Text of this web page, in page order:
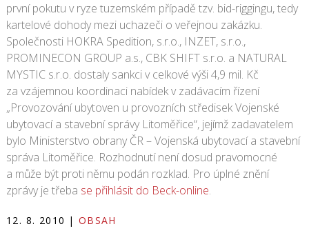
první pokutu v ryze tuzemském případě tzv. bid-riggingu, tedy
kartelové dohody mezi uchazeči o veřejnou zakázku.
Společnosti HOKRA Spedition, s.r.o., INZET, s.r.o.,
PROMINECON GROUP a.s., CBK SHIFT s.r.o. a NATURAL
MYSTIC s.r.o. dostaly sankci v celkové výši 4,9 mil. Kč
za vzájemnou koordinaci nabídek v zadávacím řízení
„Provozování ubytoven u provozních středisek Vojenské
ubytovací a stavební správy Litoměřice“, jejímž zadavatelem
bylo Ministerstvo obrany ČR – Vojenská ubytovací a stavební
správa Litoměřice. Rozhodnutí není dosud pravomocné
a může být proti němu podán rozklad. Pro úplné znění
zprávy je třeba se přihlásit do Beck-online.
12. 8. 2010 | OBSAH